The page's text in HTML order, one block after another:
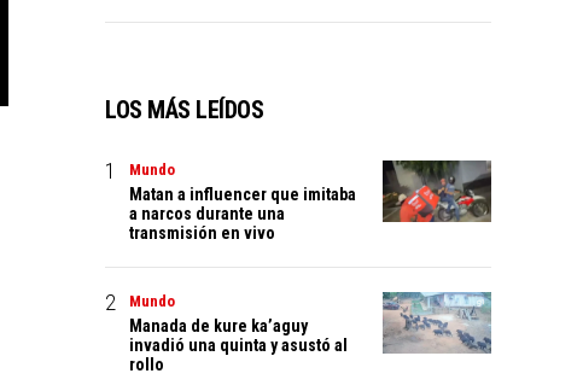
LOS MÁS LEÍDOS
Mundo
Matan a influencer que imitaba
a narcos durante una
transmisión en vivo
Mundo
Manada de kure ka’aguy
invadió una quinta y asustó al
rollo